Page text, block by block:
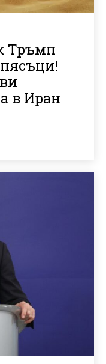
Тръмп
в Иран